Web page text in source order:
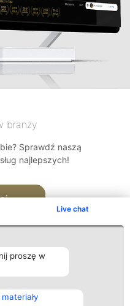
Live chat
proszę w
branży
Sprawdź naszą
najlepszych!
Kontakt
Kontakt